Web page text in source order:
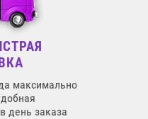
максимально
день заказа